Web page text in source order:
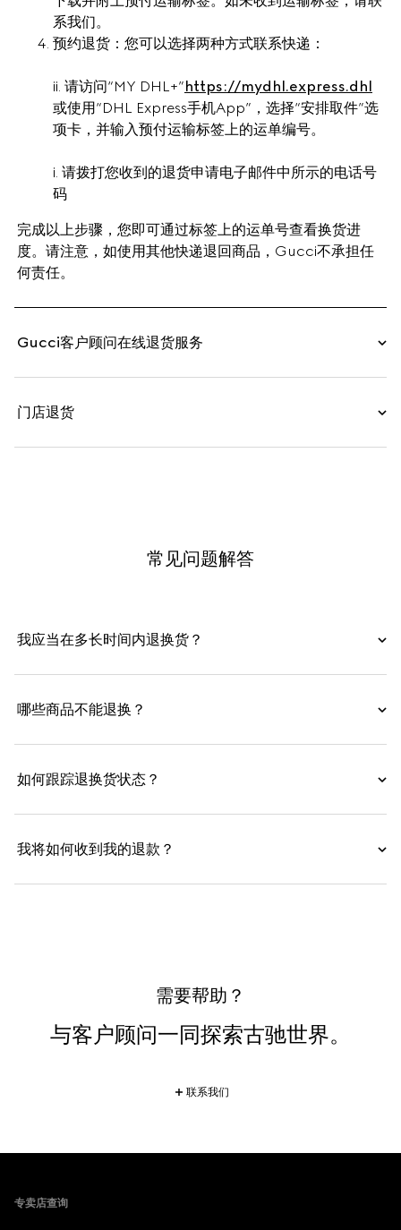
系我们。
预约退货：您可以选择两种方式联系快递：
ii. 请访问“MY DHL+”https://mydhl.express.dhl
或使用“DHL Express手机App”，选择“安排取件”选
项卡，并输入预付运输标签上的运单编号。
i. 请拨打您收到的退货申请电子邮件中所示的电话号
码
完成以上步骤，您即可通过标签上的运单号查看换货进
度。请注意，如使用其他快递退回商品，Gucci不承担任
何责任。
Gucci客户顾问在线退货服务
门店退货
常见问题解答
我应当在多长时间内退换货？
哪些商品不能退换？
如何跟踪退换货状态？
我将如何收到我的退款？
需要帮助？
与客户顾问一同探索古驰世界。
联系我们
专卖店查询